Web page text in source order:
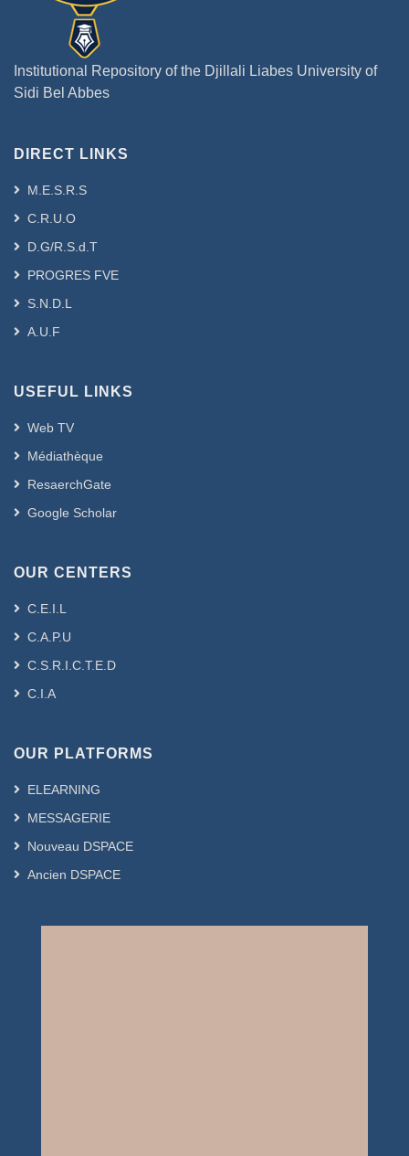
Institutional Repository of the Djillali Liabes University of
Sidi Bel Abbes
DIRECT LINKS
M.E.S.R.S
C.R.U.O
D.G/R.S.d.T
PROGRES FVE
S.N.D.L
A.U.F
USEFUL LINKS
Web TV
Médiathèque
ResaerchGate
Google Scholar
OUR CENTERS
C.E.I.L
C.A.P.U
C.S.R.I.C.T.E.D
C.I.A
OUR PLATFORMS
ELEARNING
MESSAGERIE
Nouveau DSPACE
Ancien DSPACE